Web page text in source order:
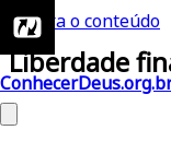
Ir para o conteúdo
Liberdade